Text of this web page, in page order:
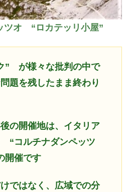
ツオ “ロカテッリ小屋”
”
が様々な批判の中で
題を残したまま終わり
の開催地は、イタリア
コルチナダンペッツ
開催です
ではなく、広域での分